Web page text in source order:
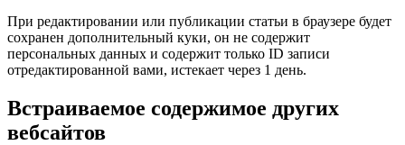
При редактировании или публикации статьи в браузере будет
сохранен дополнительный куки, он не содержит
персональных данных и содержит только ID записи
отредактированной вами, истекает через 1 день.
Встраиваемое содержимое других
вебсайтов